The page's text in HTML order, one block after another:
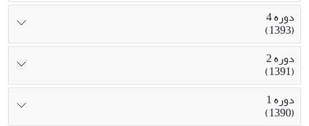
دوره 4
(1393)
دوره 2
(1391)
دوره 1
(1390)